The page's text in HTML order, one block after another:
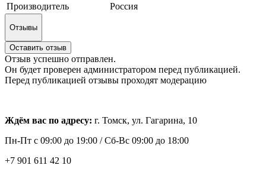
Производитель
Россия
Отзывы
Оставить отзыв
Отзыв успешно отправлен.
Он будет проверен администратором перед публикацией.
Перед публикацией отзывы проходят модерацию
Ждём вас по адресу: г. Томск, ул. Гагарина, 10
Пн-Пт с 09:00 до 19:00 /Сб-Вс 09:00 до 18:00
+7 901 611 42 10